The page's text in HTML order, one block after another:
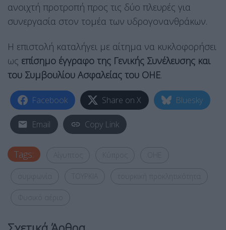
ανοιχτή προτροπή προς τις δύο πλευρές για
συνεργασία στον τομέα των υδρογονανθράκων.
Η επιστολή καταλήγει με αίτημα να κυκλοφορήσει
ως επίσημο έγγραφο της Γενικής Συνέλευσης και
του Συμβουλίου Ασφαλείας του ΟΗΕ.
Facebook Share on X Bluesky
Email Copy Link
Tags: